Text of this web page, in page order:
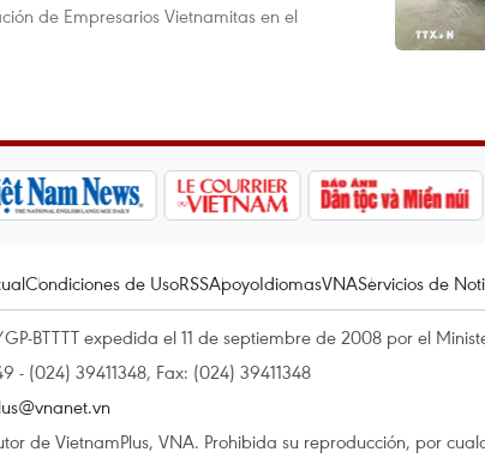
de Empresarios Vietnamitas en el
Condiciones de UsoRSSApoyoIdiomasVNAServicios de
BTTTT expedida el 11 de septiembre de 2008 por el
- (024) 39411348, Fax: (024) 39411348
de VietnamPlus, VNA. Prohibida su reproducción, por